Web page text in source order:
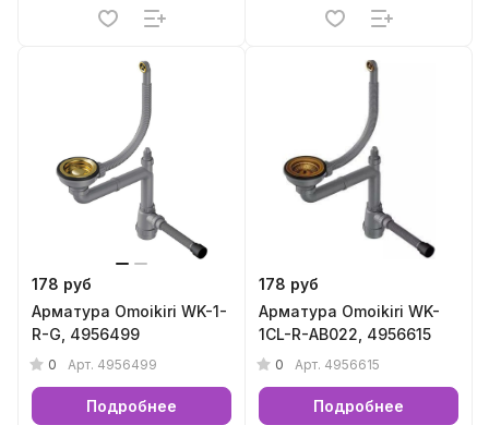
178 руб
Арматура Omoikiri WK-1-
R-G, 4956499
0 Арт. 4956499
Подробнее
178 руб
Арматура Omoikiri WK-
1CL-R-AB022, 4956615
0 Арт. 4956615
Подробнее